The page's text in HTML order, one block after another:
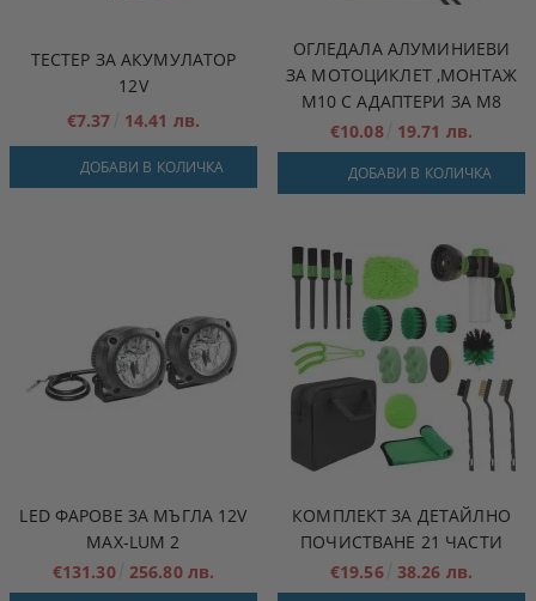
ТЕСТЕР ЗА АКУМУЛАТОР
12V
€7.37
14.41 лв.
ДОБАВИ В КОЛИЧКА
ОГЛЕДАЛА АЛУМИНИЕВИ
ЗА МОТОЦИКЛЕТ ,МОНТАЖ
M10 С АДАПТЕРИ ЗА M8
€10.08
19.71 лв.
ДОБАВИ В КОЛИЧКА
LED ФАРОВЕ ЗА МЪГЛА 12V
MAX-LUM 2
€131.30
256.80 лв.
КОМПЛЕКТ ЗА ДЕТАЙЛНО
ПОЧИСТВАНЕ 21 ЧАСТИ
€19.56 38.26 лв.